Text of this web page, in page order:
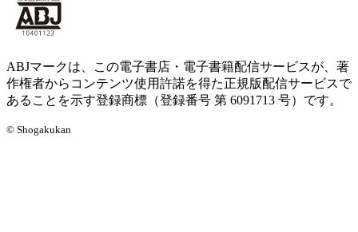
ABJマークは、この電子書店・電子書籍配信サービスが、著
作権者からコンテンツ使用許諾を得た正規版配信サービスで
あることを示す登録商標（登録番号 第 6091713 号）です。
© Shogakukan